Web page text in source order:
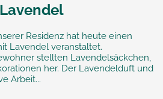
Residenz hat heute einen
Lavendel veranstaltet.
stellten Lavendelsäckchen,
her. Der Lavendelduft und
Arbeit...